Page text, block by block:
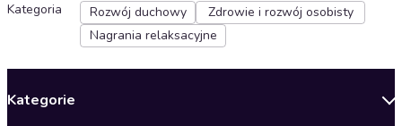
Kategoria
Rozwój duchowy
Zdrowie i rozwój osobisty
Nagrania relaksacyjne
Kategorie